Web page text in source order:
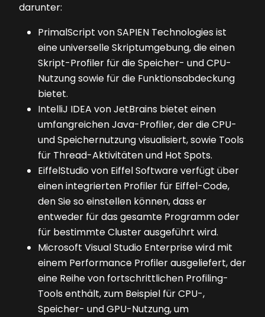
darunter:
PrimalScript von SAPIEN Technologies ist
eine universelle Skriptumgebung, die einen
Skript-Profiler für die Speicher- und CPU-
Nutzung sowie für die Funktionsabdeckung
bietet.
IntelliJ IDEA von JetBrains bietet einen
umfangreichen Java-Profiler, der die CPU-
und Speichernutzung visualisiert, sowie Tools
für Thread-Aktivitäten und Hot Spots.
EiffelStudio von Eiffel Software verfügt über
einen integrierten Profiler für Eiffel-Code,
den Sie so einstellen können, dass er
entweder für das gesamte Programm oder
für bestimmte Cluster ausgeführt wird.
Microsoft Visual Studio Enterprise wird mit
einem Performance Profiler ausgeliefert, der
eine Reihe von fortschrittlichen Profiling-
Tools enthält, zum Beispiel für CPU-,
Speicher- und GPU-Nutzung, um